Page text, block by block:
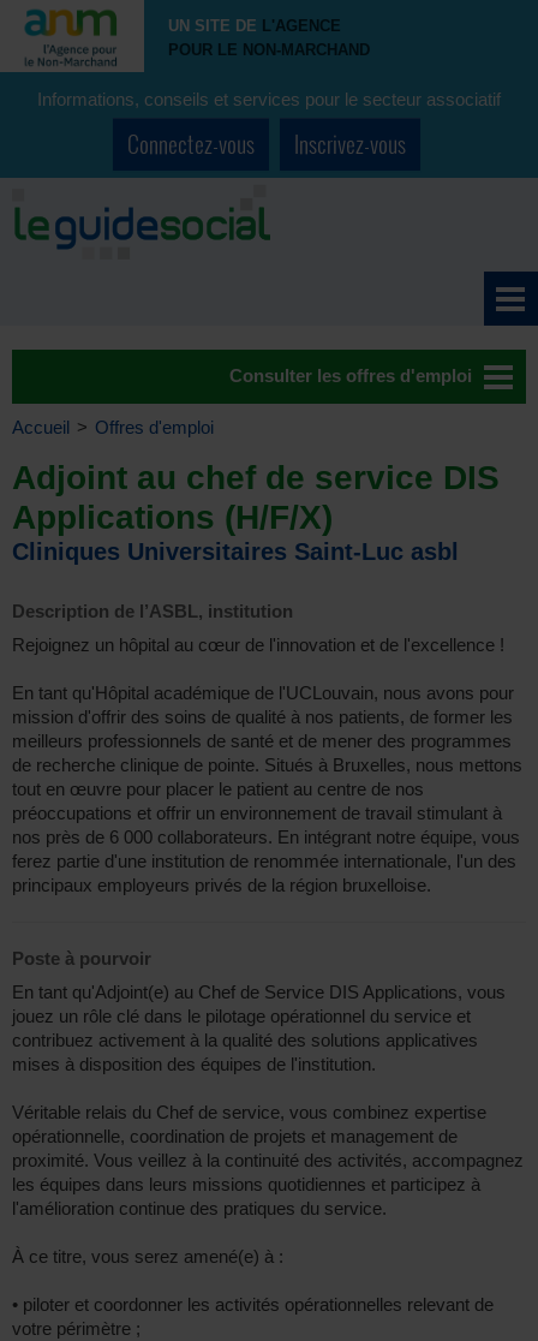
UN SITE DE L'AGENCE
POUR LE NON-MARCHAND
Informations, conseils et services pour le secteur associatif
Connectez-vous Inscrivez-vous
Consulter les offres d'emploi
Accueil > Offres d'emploi
Adjoint au chef de service DIS
Applications (H/F/X)
Cliniques Universitaires Saint-Luc asbl
Description de l’ASBL, institution
Rejoignez un hôpital au cœur de l'innovation et de l'excellence !
En tant qu'Hôpital académique de l'UCLouvain, nous avons pour
mission d'offrir des soins de qualité à nos patients, de former les
meilleurs professionnels de santé et de mener des programmes
de recherche clinique de pointe. Situés à Bruxelles, nous mettons
tout en œuvre pour placer le patient au centre de nos
préoccupations et offrir un environnement de travail stimulant à
nos près de 6 000 collaborateurs. En intégrant notre équipe, vous
ferez partie d'une institution de renommée internationale, l'un des
principaux employeurs privés de la région bruxelloise.
Poste à pourvoir
En tant qu'Adjoint(e) au Chef de Service DIS Applications, vous
jouez un rôle clé dans le pilotage opérationnel du service et
contribuez activement à la qualité des solutions applicatives
mises à disposition des équipes de l'institution.
Véritable relais du Chef de service, vous combinez expertise
opérationnelle, coordination de projets et management de
proximité. Vous veillez à la continuité des activités, accompagnez
les équipes dans leurs missions quotidiennes et participez à
l'amélioration continue des pratiques du service.
À ce titre, vous serez amené(e) à :
• piloter et coordonner les activités opérationnelles relevant de
votre périmètre ;